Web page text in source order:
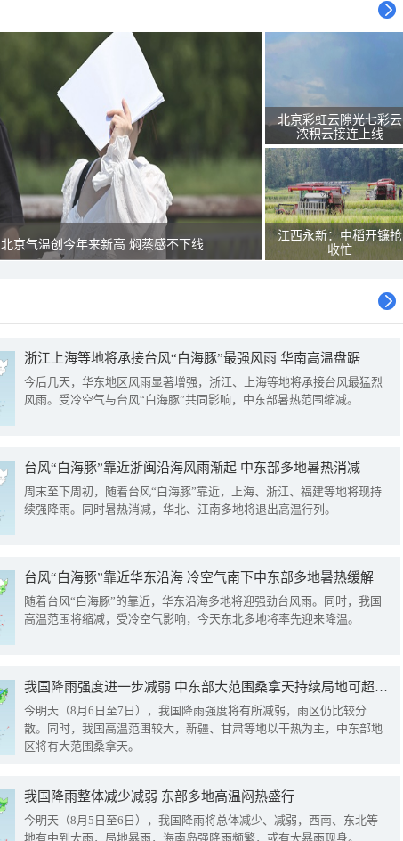
北京气温创今年来新高 焖蒸感不下线
北京彩虹云隙光七彩云
浓积云接连上线
江西永新：中稻开镰抢
收忙
浙江上海等地将承接台风“白海豚”最强风雨 华南高温盘踞
今后几天，华东地区风雨显著增强，浙江、上海等地将承接台风最猛烈
风雨。受冷空气与台风“白海豚”共同影响，中东部暑热范围缩减。
台风“白海豚”靠近浙闽沿海风雨渐起 中东部多地暑热消减
周末至下周初，随着台风“白海豚”靠近，上海、浙江、福建等地将现持
续强降雨。同时暑热消减，华北、江南多地将退出高温行列。
台风“白海豚”靠近华东沿海 冷空气南下中东部多地暑热缓解
随着台风“白海豚”的靠近，华东沿海多地将迎强劲台风雨。同时，我国
高温范围将缩减，受冷空气影响，今天东北多地将率先迎来降温。
我国降雨强度进一步减弱 中东部大范围桑拿天持续局地可超38℃
今明天（8月6日至7日），我国降雨强度将有所减弱，雨区仍比较分
散。同时，我国高温范围较大，新疆、甘肃等地以干热为主，中东部地
区将有大范围桑拿天。
我国降雨整体减少减弱 东部多地高温闷热盛行
今明天（8月5日至6日），我国降雨将总体减少、减弱，西南、东北等
地有中到大雨，局地暴雨，海南岛强降雨频繁，或有大暴雨现身。